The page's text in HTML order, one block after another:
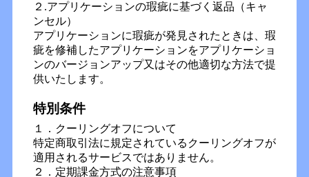
２.アプリケーションの瑕疵に基づく返品（キャ
ンセル）
アプリケーションに瑕疵が発見されたときは、瑕
疵を修補したアプリケーションをアプリケーショ
ンのバージョンアップ又はその他適切な方法で提
供いたします。
特別条件
１．クーリングオフについて
特定商取引法に規定されているクーリングオフが
適用されるサービスではありません。
２．定期課金方式の注意事項